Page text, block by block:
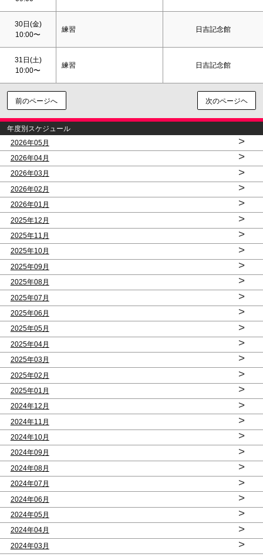
30日(金)
10:00〜
練習 日吉記念館
31日(土)
10:00〜
練習 日吉記念館
前のページへ 次のページヘ
年度別スケジュール
2026年05月
>
2026年04月 >
2026年03月 >
2026年02月 >
2026年01月 >
2025年12月 >
2025年11月 >
2025年10月 >
2025年09月 >
2025年08月 >
2025年07月 >
2025年06月 >
2025年05月 >
2025年04月 >
2025年03月 >
2025年02月 >
2025年01月 >
2024年12月 >
2024年11月 >
2024年10月 >
2024年09月 >
2024年08月 >
2024年07月 >
2024年06月 >
2024年05月 >
2024年04月 >
2024年03月
>